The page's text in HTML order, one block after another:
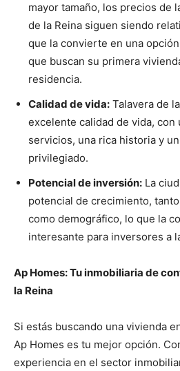
mayor tamaño, los precios de
de la Reina siguen siendo
que la convierte en una
que buscan su primera
residencia.
Calidad de vida: Talavera de
excelente calidad de vida, con
servicios, una rica historia y
privilegiado.
Potencial de inversión: La
potencial de crecimiento,
como demográfico, lo que la
interesante para inversores a
Ap Homes: Tu inmobiliaria de
la Reina
Si estás buscando una vivienda
Ap Homes es tu mejor opción.
experiencia en el sector